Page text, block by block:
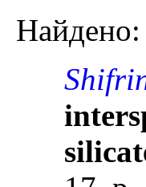
Найдено: